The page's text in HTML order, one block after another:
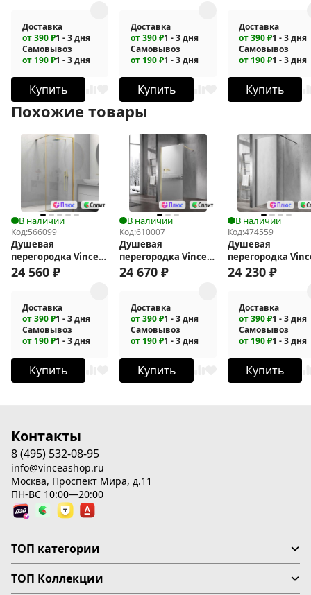
Доставка
от 390 ₽1 - 3 дня
Самовывоз
от 190 ₽1 - 3 дня
Купить
Доставка
от 390 ₽1 - 3 дня
Самовывоз
от 190 ₽1 - 3 дня
Купить
Доставка
от 390 ₽1 - 3 дня
Самовывоз
от 190 ₽1 - 3 дня
Купить
Похожие товары
В наличии
Код:566099
Душевая
перегородка Vincea
Walk-In 100 VSW-
24 560 ₽
Доставка
от 390 ₽1 - 3 дня
Самовывоз
от 190 ₽1 - 3 дня
Купить
В наличии
Код:610007
Душевая
перегородка Vincea
Walk in 90 VSW-
24 670 ₽
Доставка
от 390 ₽1 - 3 дня
Самовывоз
от 190 ₽1 - 3 дня
Купить
В наличии
Код:474559
Душевая
перегородка
Walk-In 120 VSW-
24 230 ₽
Доставка
от 390 ₽1 - 3 дня
Самовывоз
от 190 ₽1 - 3 дня
Купить
Контакты
8 (495) 532-08-95
info@vinceashop.ru
Москва, Проспект Мира, д.11
ПН-ВС 10:00—20:00
ТОП категории
ТОП Коллекции